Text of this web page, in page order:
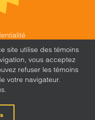
FOLLET - DESIGN •
site utilise des témoins
vous acceptez
refuser les témoins
votre navigateur.